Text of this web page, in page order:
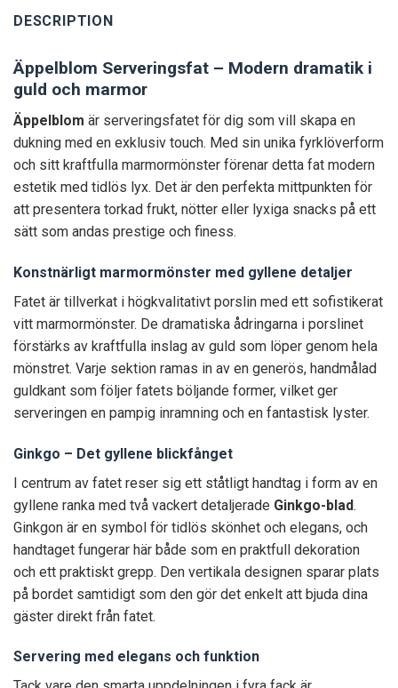
DESCRIPTION
Äppelblom Serveringsfat – Modern dramatik i
guld och marmor
Äppelblom är serveringsfatet för dig som vill skapa en
dukning med en exklusiv touch. Med sin unika fyrklöverform
och sitt kraftfulla marmormönster förenar detta fat modern
estetik med tidlös lyx. Det är den perfekta mittpunkten för
att presentera torkad frukt, nötter eller lyxiga snacks på ett
sätt som andas prestige och finess.
Konstnärligt marmormönster med gyllene detaljer
Fatet är tillverkat i högkvalitativt porslin med ett sofistikerat
vitt marmormönster. De dramatiska ådringarna i porslinet
förstärks av kraftfulla inslag av guld som löper genom hela
mönstret. Varje sektion ramas in av en generös, handmålad
guldkant som följer fatets böljande former, vilket ger
serveringen en pampig inramning och en fantastisk lyster.
Ginkgo – Det gyllene blickfånget
I centrum av fatet reser sig ett ståtligt handtag i form av en
gyllene ranka med två vackert detaljerade Ginkgo-blad.
Ginkgon är en symbol för tidlös skönhet och elegans, och
handtaget fungerar här både som en praktfull dekoration
och ett praktiskt grepp. Den vertikala designen sparar plats
på bordet samtidigt som den gör det enkelt att bjuda dina
gäster direkt från fatet.
Servering med elegans och funktion